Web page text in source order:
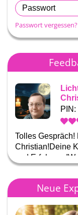
Passwort vergessen?
Tolles Gespräch!
Christian!Deine
und
Neue